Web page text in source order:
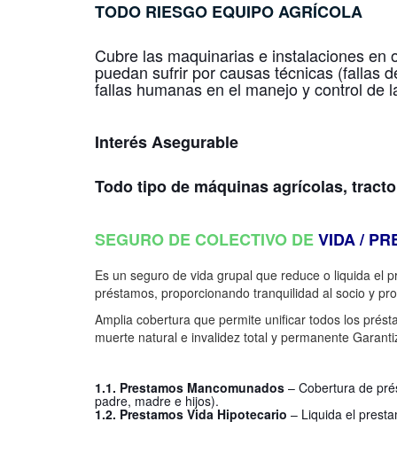
TODO RIESGO EQUIPO AGRÍCOLA
Cubre las maquinarias e instalaciones
puedan sufrir por causas técnicas (fallas
fallas humanas en el manejo y control de
Interés Asegurable
Todo tipo de máquinas agrícolas,
SEGURO DE COLECTIVO DEVIDA /
Es un seguro de vida grupal que reduce o liquida el
préstamos, proporcionando tranquilidad al socio y
Amplia cobertura que permite unificar todos los
muerte natural e invalidez total y permanente
1.1. Prestamos Mancomunados– Cobertura de
padre, madre e hijos).
1.2. Prestamos Vida Hipotecario – Liquida el